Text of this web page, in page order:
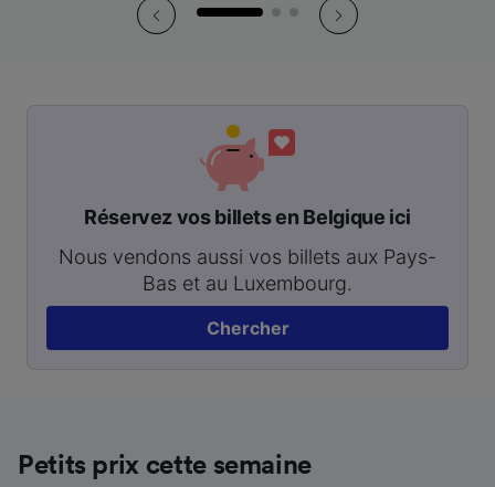
Réservez vos billets en Belgique ici
Nous vendons aussi vos billets aux Pays-
Bas et au Luxembourg.
Chercher
Petits prix cette semaine